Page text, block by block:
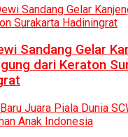
Sandang Gelar
dari Keraton